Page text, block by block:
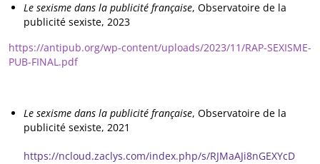
Le sexisme dans la publicité française, Observatoire de la
publicité sexiste, 2023
https://antipub.org/wp-content/uploads/2023/11/RAP-SEXISME-
PUB-FINAL.pdf
Le sexisme dans la publicité française, Observatoire de la
publicité sexiste, 2021
https://ncloud.zaclys.com/index.php/s/RJMaAJi8nGEXYcD